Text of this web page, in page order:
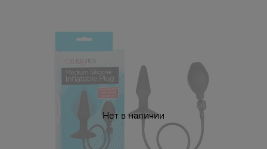
Нет в наличии